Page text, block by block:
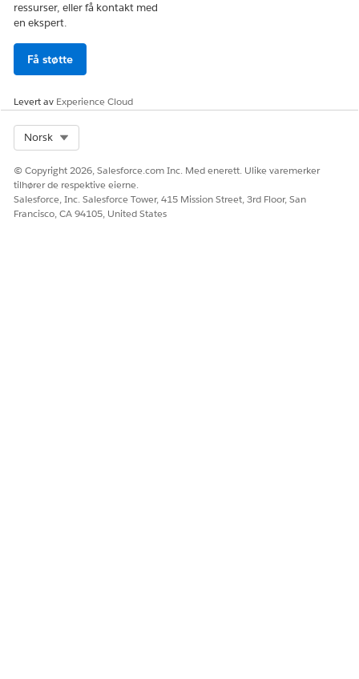
ressurser, eller få kontakt med
en ekspert.
Få støtte
Levert av Experience Cloud
Norsk
© Copyright 2026, Salesforce.com Inc. Med enerett. Ulike varemerker
tilhører de respektive eierne.
Salesforce, Inc. Salesforce Tower, 415 Mission Street, 3rd Floor, San
Francisco, CA 94105, United States